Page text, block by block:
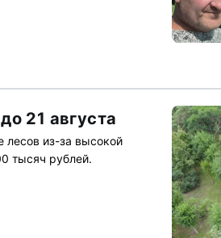
21 августа
лесов из-за высокой
тысяч рублей.